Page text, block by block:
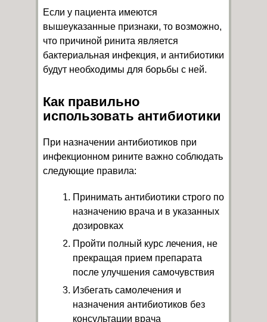
Если у пациента имеются
вышеуказанные признаки, то возможно,
что причиной ринита является
бактериальная инфекция, и антибиотики
будут необходимы для борьбы с ней.
Как правильно
использовать антибиотики
При назначении антибиотиков при
инфекционном рините важно соблюдать
следующие правила:
Принимать антибиотики строго по
назначению врача и в указанных
дозировках
Пройти полный курс лечения, не
прекращая прием препарата
после улучшения самочувствия
Избегать самолечения и
назначения антибиотиков без
консультации врача